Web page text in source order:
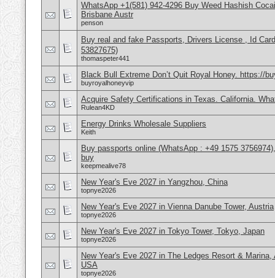
WhatsApp +1(581) 942-4296 Buy Weed Hashish
Brisbane Austr
penson
Buy real and fake Passports, Drivers License , Id
53827675)
thomaspeter441
Black Bull Extreme Don’t Quit Royal Honey. https://
buyroyalhoneyvip
Acquire Safety Certifications in Texas. California.
Rulean4KD
Energy Drinks Wholesale Suppliers
Keith
Buy passports online (WhatsApp : +49 1575
buy
keepmealive78
New Year's Eve 2027 in Yangzhou, China
topnye2026
New Year's Eve 2027 in Vienna Danube Tower, Austria
topnye2026
New Year's Eve 2027 in Tokyo Tower, Tokyo, Japan
topnye2026
New Year's Eve 2027 in The Ledges Resort &
USA
topnye2026